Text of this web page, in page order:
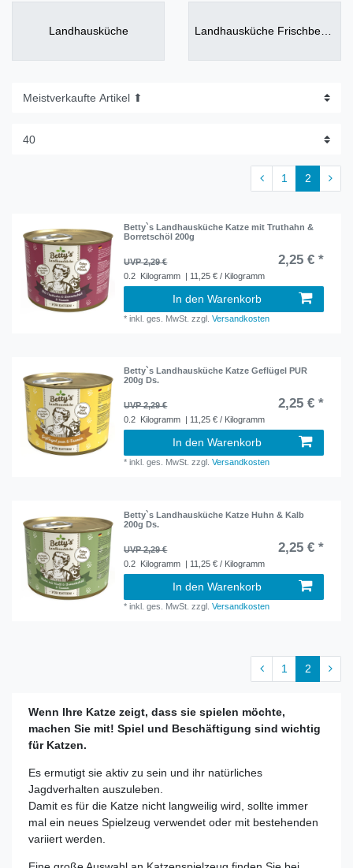
Landhausküche
1 2
Betty`s Landhausküche Katze mit Truthahn &
Borretschöl 200g
UVP 2,29 € 2,25 € *
0.2 Kilogramm | 11,25 € / Kilogramm
In den Warenkorb
*inkl. ges. MwSt. zzgl.Versandkosten
Betty`s Landhausküche Katze Geflügel PUR
200g Ds.
UVP 2,29 € 2,25 € *
0.2 Kilogramm | 11,25 € / Kilogramm
In den Warenkorb
*inkl. ges. MwSt. zzgl.Versandkosten
Betty`s Landhausküche Katze Huhn & Kalb
200g Ds.
UVP 2,29 € 2,25 € *
0.2 Kilogramm | 11,25 € / Kilogramm
In den Warenkorb
*inkl. ges. MwSt. zzgl.Versandkosten
1 2
Wenn Ihre Katze zeigt, dass sie spielen möchte,
machen Sie mit! Spiel und Beschäftigung sind wichtig
für Katzen.
Es ermutigt sie aktiv zu sein und ihr natürliches
Jagdverhalten auszuleben.
Damit es für die Katze nicht langweilig wird, sollte immer
mal ein neues Spielzeug verwendet oder mit bestehenden
variiert werden.